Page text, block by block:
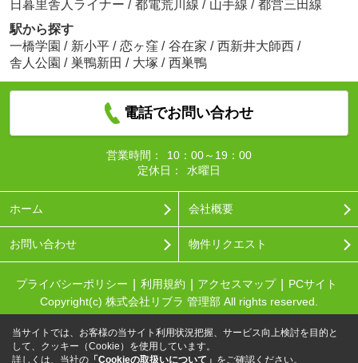
日暮里舎人ライナー / 都電荒川線 / 山手線 / 都営三田線
駅から探す
一橋学園 / 新小平 / 恋ヶ窪 / 谷在家 / 西新井大師西 /
舎人公園 / 巣鴨新田 / 大塚 / 西巣鴨
電話でお問い合わせ
営業時間：
10：00～19：00
定休日：
水曜日
ホーム 会社概要
お問い合わせ 物件リクエスト
プライバシーポリシー 利用規約 アクセスマップ
PCサイト
Copyright(c) 株式会社リブラ 管理部 All rights reserved.
当サイトでは、お客様の当サイト利用状況把握、サービス向上検討を目的と
して、クッキー（Cookie）を使用しています。
詳しくは、当社の 「Cookieの取扱いについて」 をご確認ください。